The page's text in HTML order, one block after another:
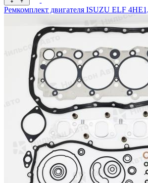
Ремкомплект двигателя ISUZU ELF